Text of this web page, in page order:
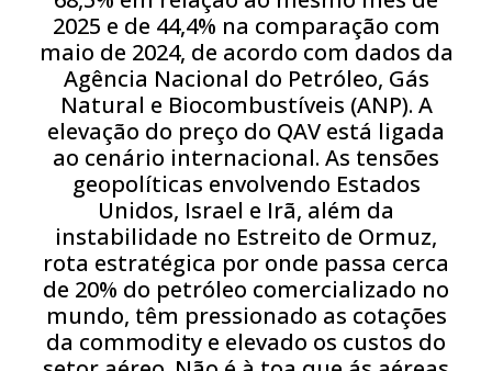
2025 e de 44,4% na comparação com
maio de 2024, de acordo com dados da
Agência Nacional do Petróleo, Gás
Natural e Biocombustíveis (ANP). A
elevação do preço do QAV está ligada
ao cenário internacional. As tensões
geopolíticas envolvendo Estados
Unidos, Israel e Irã, além da
instabilidade no Estreito de Ormuz,
rota estratégica por onde passa cerca
de 20% do petróleo comercializado no
mundo, têm pressionado as cotações
da commodity e elevado os custos do